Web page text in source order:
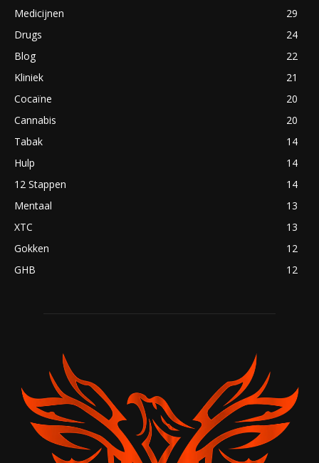
Medicijnen
29
Drugs
24
Blog
22
Kliniek
21
Cocaïne
20
Cannabis
20
Tabak
14
Hulp
14
12 Stappen
14
Mentaal
13
XTC
13
Gokken
12
GHB
12